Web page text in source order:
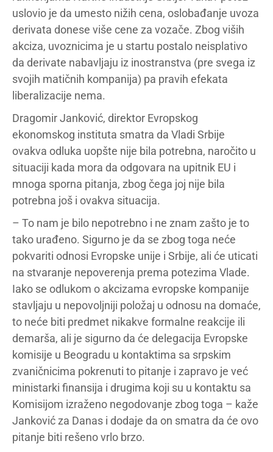
uslovio je da umesto nižih cena, oslobađanje uvoza
derivata donese više cene za vozače. Zbog viših
akciza, uvoznicima je u startu postalo neisplativo
da derivate nabavljaju iz inostranstva (pre svega iz
svojih matičnih kompanija) pa pravih efekata
liberalizacije nema.
Dragomir Janković, direktor Evropskog
ekonomskog instituta smatra da Vladi Srbije
ovakva odluka uopšte nije bila potrebna, naročito u
situaciji kada mora da odgovara na upitnik EU i
mnoga sporna pitanja, zbog čega joj nije bila
potrebna još i ovakva situacija.
– To nam je bilo nepotrebno i ne znam zašto je to
tako urađeno. Sigurno je da se zbog toga neće
pokvariti odnosi Evropske unije i Srbije, ali će uticati
na stvaranje nepoverenja prema potezima Vlade.
Iako se odlukom o akcizama evropske kompanije
stavljaju u nepovoljniji položaj u odnosu na domaće,
to neće biti predmet nikakve formalne reakcije ili
demarša, ali je sigurno da će delegacija Evropske
komisije u Beogradu u kontaktima sa srpskim
zvaničnicima pokrenuti to pitanje i zapravo je već
ministarki finansija i drugima koji su u kontaktu sa
Komisijom izraženo negodovanje zbog toga – kaže
Janković za Danas i dodaje da on smatra da će ovo
pitanje biti rešeno vrlo brzo.